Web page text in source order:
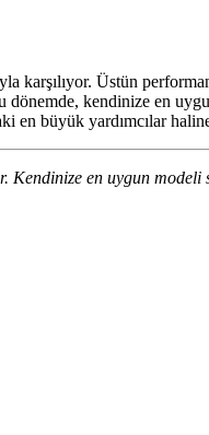
karşılıyor. Üstün
kendinize en
en büyük yardımcılar
en uygun